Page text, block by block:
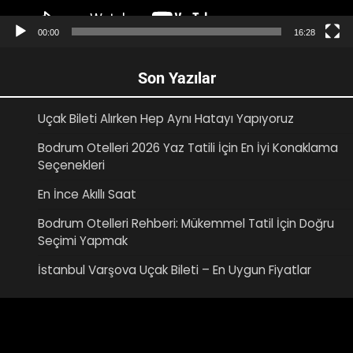
00:00 16:28
Son Yazılar
Uçak Bileti Alırken Hep Aynı Hatayı Yapıyoruz
Bodrum Otelleri 2026 Yaz Tatili İçin En İyi Konaklama
Seçenekleri
En İnce Akıllı Saat
Bodrum Otelleri Rehberi: Mükemmel Tatil İçin Doğru
Seçimi Yapmak
İstanbul Varşova Uçak Bileti – En Uygun Fiyatlar